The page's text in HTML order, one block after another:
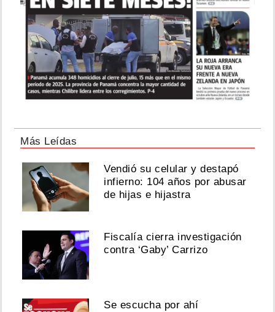
Más Leídas
Vendió su celular y destapó
infierno: 104 años por abusar
de hijas e hijastra
Fiscalía cierra investigación
contra ‘Gaby’ Carrizo
Se escucha por ahí